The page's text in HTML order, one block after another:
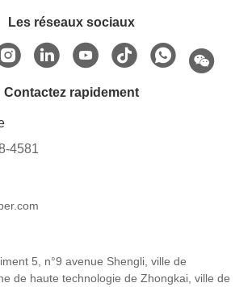
Les réseaux sociaux
Contactez rapidement
4581
5, n°9 avenue Shengli, ville de
de haute technologie de Zhongkai, ville de